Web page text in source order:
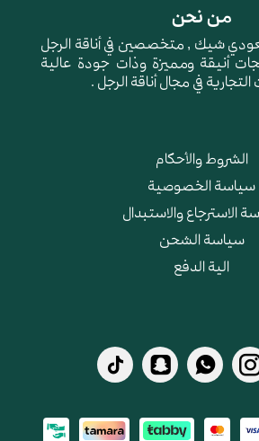
من نحن
شيك , متخصصين في أناقة الرجل
أنيقة ومميزة وذات جودة عالية
في مجال أناقة الرجل .
الشروط والأحكام
سياسة الخصوصية
الاسترجاع والاستبدال
سياسة الشحن
الية الدفع